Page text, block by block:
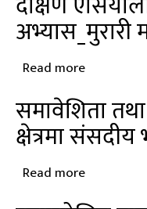
अर्याल
निर्माण
प्रक्रिया
र
यसमा
समितिको
भूमिका_सीता
अभ्यास_मुरारी
Read moreabout
एसियाली
राष्ट्रहरूमा
अभ्यास_मुरारी
महत
समावेशिता
क्षेत्रमा
Read moreabout